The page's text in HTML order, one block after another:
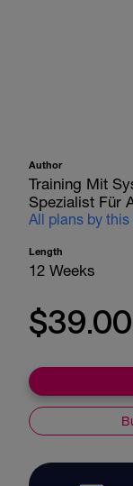
Author
Training Mit
Spezialist Für
All plans by this
Length
12 Weeks
$39.00